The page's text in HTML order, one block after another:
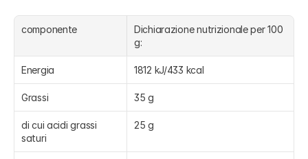
componente
Dichiarazione nutrizionale per 100
g:
Energia 1812 kJ/433 kcal
Grassi 35 g
di cui acidi grassi
saturi
25 g